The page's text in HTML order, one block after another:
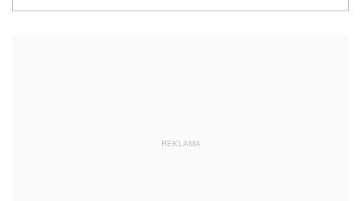
REKLAMA